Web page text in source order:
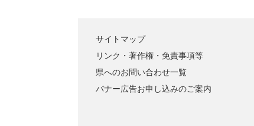
サイトマップ
リンク・著作権・免責事項等
県へのお問い合わせ一覧
バナー広告お申し込みのご案内